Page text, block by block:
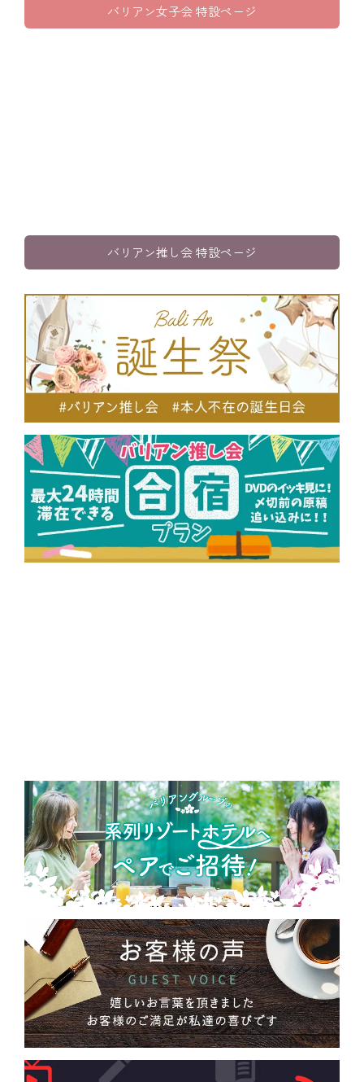
バリアン女子会 特設ページ
バリアン推し会 特設ページ